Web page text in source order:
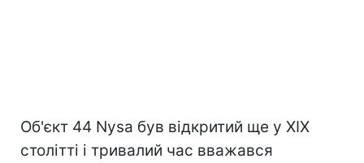
Об'єкт 44 Nysa був відкритий ще у XIX
столітті і тривалий час вважався